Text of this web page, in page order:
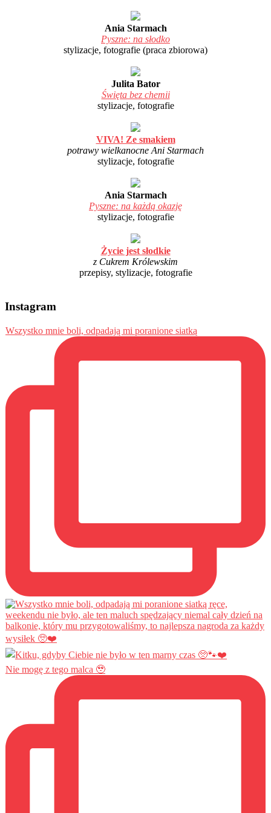
Ania Starmach
Pyszne: na słodko
stylizacje, fotografie (praca zbiorowa)
Julita Bator
Święta bez chemii
stylizacje, fotografie
VIVA! Ze smakiem
potrawy wielkanocne Ani Starmach
stylizacje, fotografie
Ania Starmach
Pyszne: na każdą okazję
stylizacje, fotografie
Życie jest słodkie
z Cukrem Królewskim
przepisy, stylizacje, fotografie
Instagram
Wszystko mnie boli, odpadają mi poranione siatką
Nie mogę z tego malca 🥹